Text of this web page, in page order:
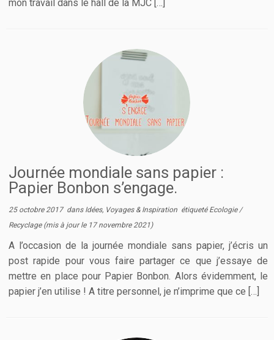
mon travail dans le hall de la MJC […]
Journée mondiale sans papier :
Papier Bonbon s’engage.
25 octobre 2017dans Idées, Voyages & Inspiration étiqueté Ecologie /
Recyclage (mis à jour le 17 novembre 2021)
A l’occasion de la journée mondiale sans papier, j’écris un
post rapide pour vous faire partager ce que j’essaye de
mettre en place pour Papier Bonbon. Alors évidemment, le
papier j’en utilise ! A titre personnel, je n’imprime que ce […]